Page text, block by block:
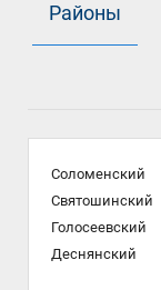
Районы
Соломенский
Святошинский
Голосеевский
Деснянский